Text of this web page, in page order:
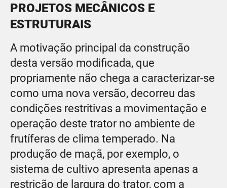
PROJETOS MECÂNICOS E
ESTRUTURAIS
A motivação principal da construção
desta versão modificada, que
propriamente não chega a caracterizar-se
como uma nova versão, decorreu das
condições restritivas a movimentação e
operação deste trator no ambiente de
frutíferas de clima temperado. Na
produção de maçã, por exemplo, o
sistema de cultivo apresenta apenas a
restrição de largura do trator, com a